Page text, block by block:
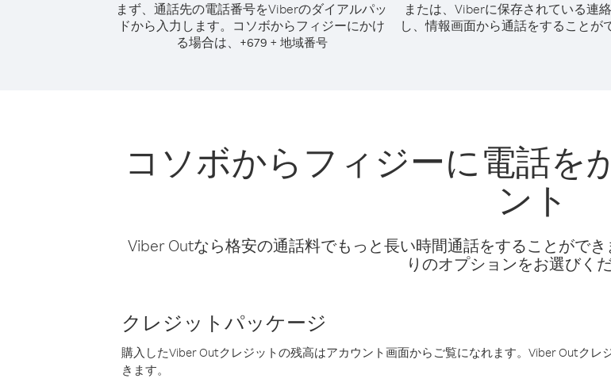
まず、通話先の電話番号をViberのダイアルパッ
ドから入力します。 コソボからフィジーにかけ
る場合は、
+679 + 地域番号
または、Viberに保存されている連
し、情報画面から通話をすることが
コソボからフィジーに電話を
ント
Viber Outなら格安の通話料でもっと長い時間通話をすることがで
りのオプションをお選びくだ
クレジットパッケージ
購入したViber Outクレジットの残高はアカウント画面からご覧になれます。Viber Outク
きます。